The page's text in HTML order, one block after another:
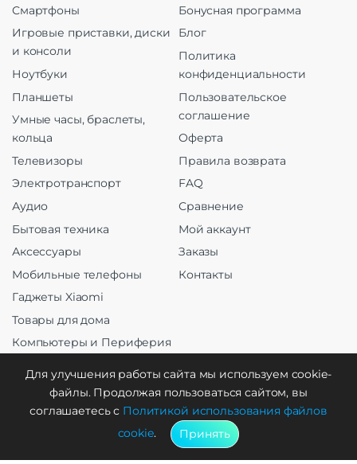
Смартфоны
Игровые приставки, диски
и консоли
Ноутбуки
Планшеты
Умные часы, браслеты,
кольца
Телевизоры
Электротранспорт
Аудио
Бытовая техника
Аксессуары
Мобильные телефоны
Гаджеты Xiaomi
Товары для дома
Компьютеры и Периферия
Бонусная программа
Блог
Политика
конфиденциальности
Пользовательское
соглашение
Оферта
Правила возврата
FAQ
Сравнение
Мой аккаунт
Заказы
Контакты
Для улучшения работы сайта мы используем cookie-
файлы. Продолжая пользоваться сайтом, вы
соглашаетесь с Политикой использования файлов
cookie. Принять